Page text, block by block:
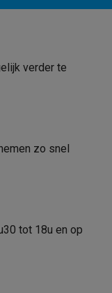
verder te
zo snel
tot 18u en op